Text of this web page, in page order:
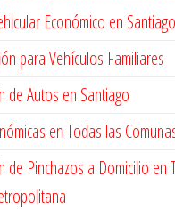
Económico en Santiago
para Vehículos Familiares
de Autos en Santiago
en Todas las
de Pinchazos a Domicilio en